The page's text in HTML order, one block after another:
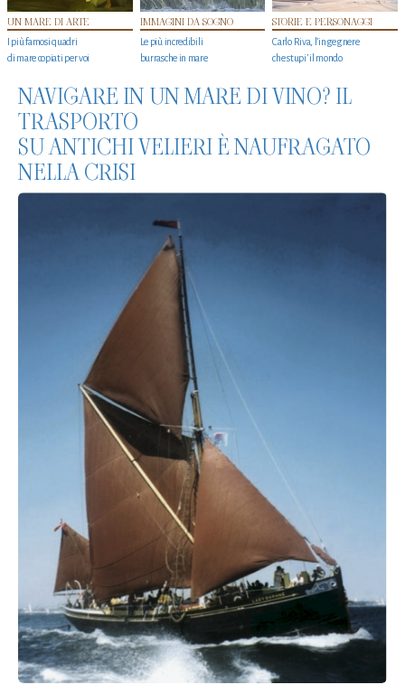
UN MARE DI ARTE
I più famosi quadri
di mare copiati per voi
IMMAGINI DA SOGNO
Le più incredibili
burrasche in mare
STORIE E PERSONAGGI
Carlo Riva, l’ingegnere
che stupi' il mondo
NAVIGARE IN UN MARE DI VINO? IL
TRASPORTO
SU ANTICHI VELIERI È NAUFRAGATO
NELLA CRISI